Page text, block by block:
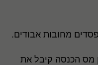
מס הכנסה קיבל את